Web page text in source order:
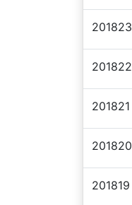
201823
201822
201821
201820
201819